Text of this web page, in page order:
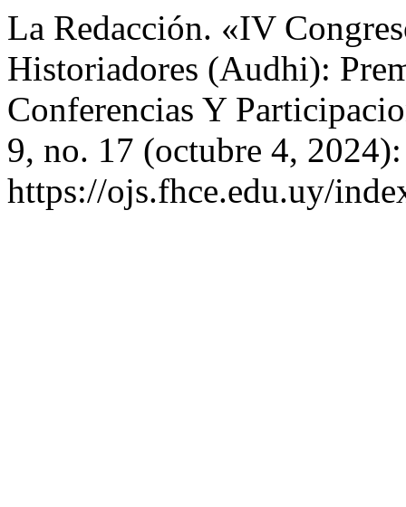
La Redacción. «IV
Historiadores (Audhi):
Conferencias Y
9, no. 17 (octubre 4,
https://ojs.fhce.edu.uy/